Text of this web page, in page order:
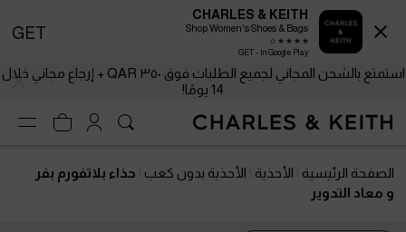
استمتع بالشحن المجاني لجميع الطلبات فوق ٣٥٠ QAR + إرجاع مجاني خلال
14 يومًا!
الصفحة الرئيسية الأحذية الأحذية بدون كعب
حذاء بلاتفورم بفر
و معاد التدوير
CHARLES & KEITH
Shop Women's Shoes & Bags
GET - In Google Play
GET